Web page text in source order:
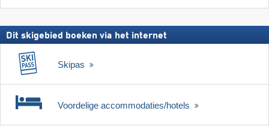
Dit skigebied boeken via het internet
Skipas
Voordelige accommodaties/hotels